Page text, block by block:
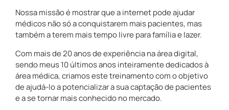
Nossa missão é mostrar que a internet pode ajudar
médicos não só a conquistarem mais pacientes, mas
também a terem mais tempo livre para família e lazer.
Com mais de 20 anos de experiência na área digital,
sendo meus 10 últimos anos inteiramente dedicados à
área médica, criamos este treinamento com o objetivo
de ajudá-lo a potencializar a sua captação de pacientes
e a se tornar mais conhecido no mercado.